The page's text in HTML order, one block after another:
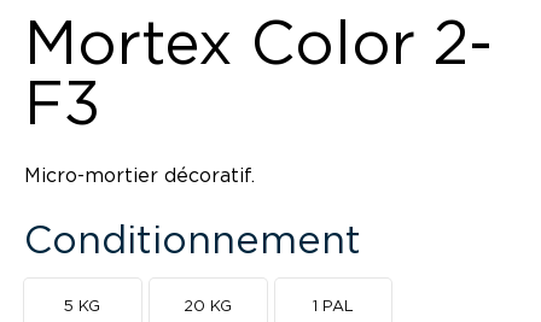
Mortex Color 2-
F3
Micro-mortier décoratif.
Conditionnement
5 KG 20 KG 1 PAL